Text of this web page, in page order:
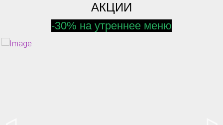
АКЦИИ
-30% на утреннее меню